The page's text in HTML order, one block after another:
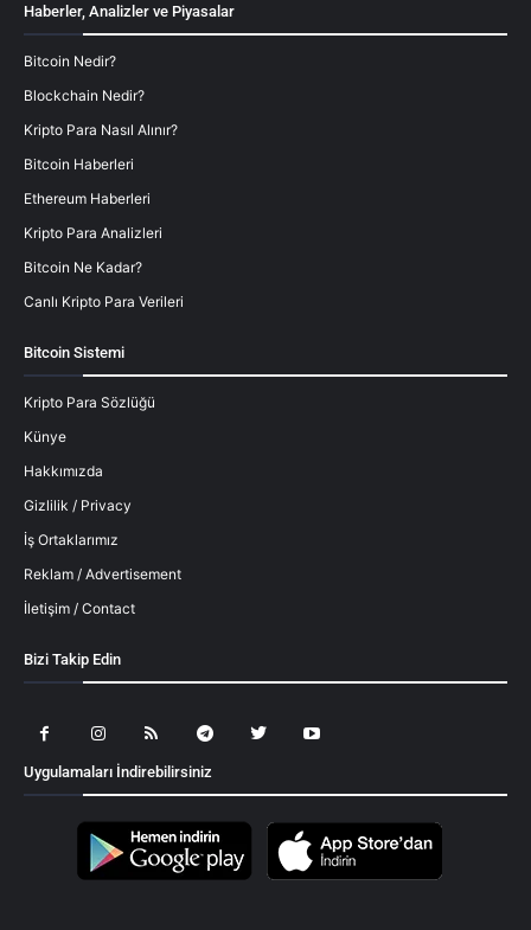
Haberler, Analizler ve Piyasalar
Bitcoin Nedir?
Blockchain Nedir?
Kripto Para Nasıl Alınır?
Bitcoin Haberleri
Ethereum Haberleri
Kripto Para Analizleri
Bitcoin Ne Kadar?
Canlı Kripto Para Verileri
Bitcoin Sistemi
Kripto Para Sözlüğü
Künye
Hakkımızda
Gizlilik / Privacy
İş Ortaklarımız
Reklam / Advertisement
İletişim / Contact
Bizi Takip Edin
Uygulamaları İndirebilirsiniz